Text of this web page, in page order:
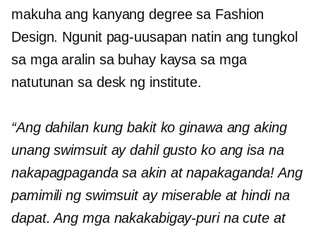
makuha ang kanyang degree sa Fashion
Design. Ngunit pag-uusapan natin ang tungkol
sa mga aralin sa buhay kaysa sa mga
natutunan sa desk ng institute.
“Ang dahilan kung bakit ko ginawa ang aking
unang swimsuit ay dahil gusto ko ang isa na
nakapagpaganda sa akin at napakaganda! Ang
pamimili ng swimsuit ay miserable at hindi na
dapat. Ang mga nakakabigay-puri na cute at